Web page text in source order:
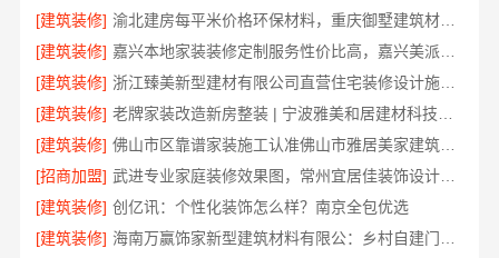
[建筑装修]
渝北建房每平米价格环保材料，重庆御墅建筑材料有限公司
[建筑装修]
[建筑装修]
浙江臻美新型建材有限公司直营住宅装修设计施工婚房
[建筑装修]
[建筑装修]
佛山市区靠谱家装施工认准佛山市雅居美家建筑装饰工程有限公司
[招商加盟]
武进专业家庭装修效果图，常州宜居佳装饰设计精选
[建筑装修] 创亿讯：个性化装饰怎么样？南京全包优选
[建筑装修]